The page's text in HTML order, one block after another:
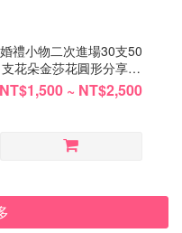
婚禮小物二次進場30支50
支花朵金莎花圓形分享花
NT$1,500 ~ NT$2,500